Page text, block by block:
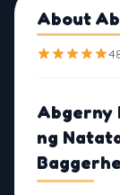
About
Abgerny
ng